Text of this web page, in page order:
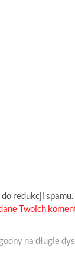
redukcji spamu.
Twoich
na długie